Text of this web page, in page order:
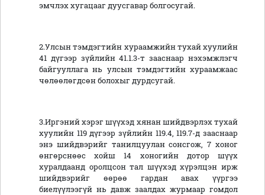
эмчлэх хугацааг дуусгавар болгосугай.
2.Улсын тэмдэгтийн хураамжийн тухай хуулийн
41 дүгээр зүйлийн 41.1.3-т зааснаар нэхэмжлэгч
байгууллага нь улсын тэмдэгтийн хураамжаас
чөлөөлөгдсөн болохыг дурдсугай.
3.Иргэний хэрэг шүүхэд хянан шийдвэрлэх тухай
хуулийн 119 дүгээр зүйлийн 119.4, 119.7-д зааснаар
энэ шийдвэрийг танилцуулан сонсгож, 7 хоног
өнгөрснөөс хойш 14 хоногийн дотор шүүх
хуралдаанд оролцсон тал шүүхэд хүрэлцэн ирж
шийдвэрийг өөрөө гардан авах үүргээ
биелүүлээгүй нь давж заалдах журмаар гомдол